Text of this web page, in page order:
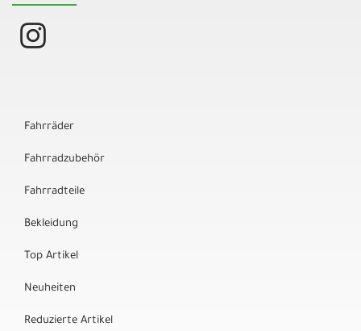
Fahrräder
Fahrradzubehör
Fahrradteile
Bekleidung
Top Artikel
Neuheiten
Reduzierte Artikel